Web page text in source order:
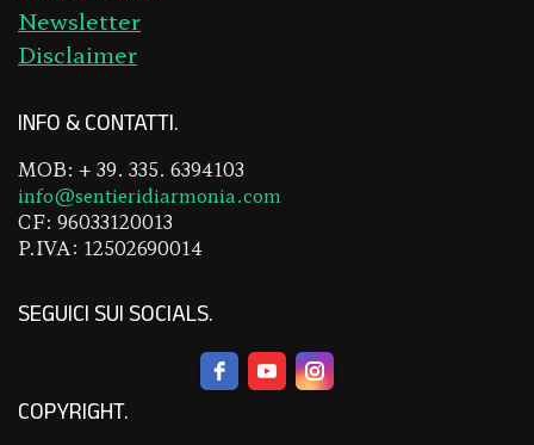
Newsletter
Disclaimer
INFO & CONTATTI
MOB: + 39. 335. 6394103
info@sentieridiarmonia.com
CF: 96033120013
P.IVA: 12502690014
SEGUICI SUI SOCIALS
COPYRIGHT